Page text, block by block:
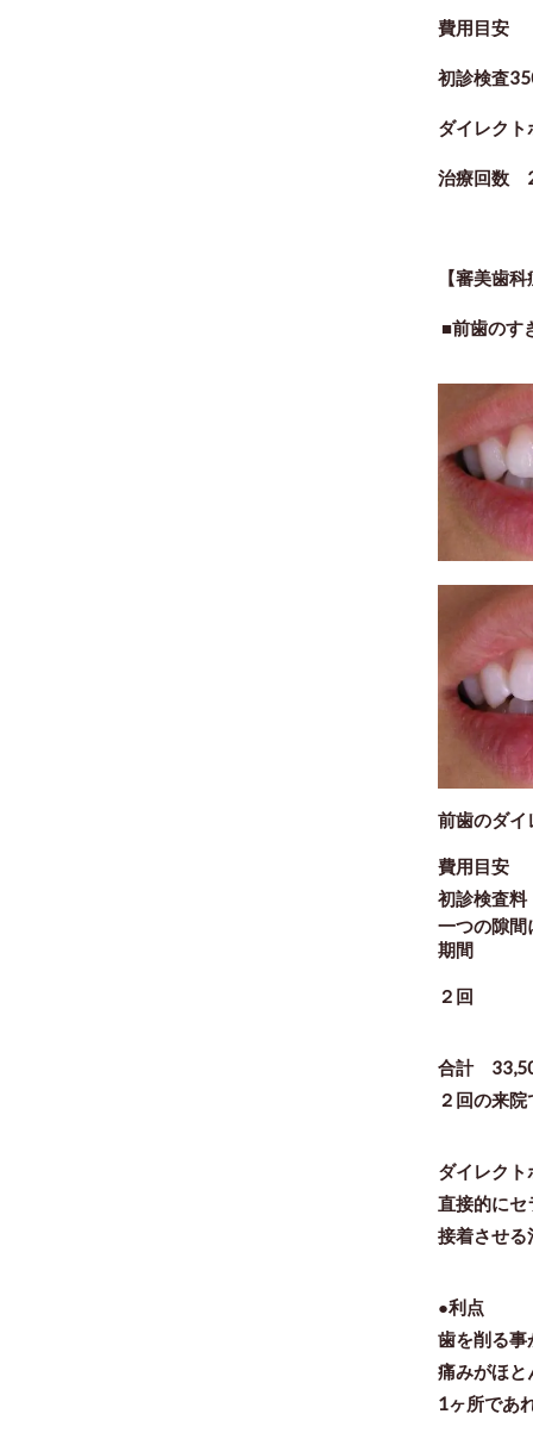
費用目安
初診検査
ダイレク
治療回数
【審美歯
■前歯のす
前歯のダイ
費用目安
初診検
一つの隙
期間
２回
合計
２回の来
ダイレク
直接的にセ
接着させる
●利点
歯を削る事
痛みがほと
1ヶ所であ